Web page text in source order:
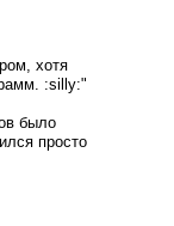
хотя
:silly:"
было
просто